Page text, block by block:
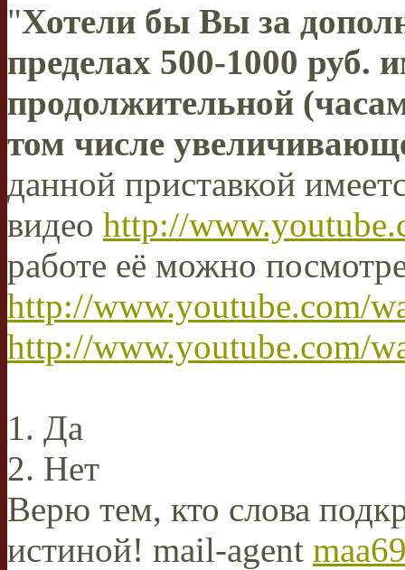
"Хотели бы Вы за
пределах 500-1000 руб.
продолжительной
том числе
данной приставкой
видео http://
работе её можно
http://www.youtube.com/
http://www.youtube.com/
1. Да
2. Нет
Верю тем, кто слова
истиной! mail-agent